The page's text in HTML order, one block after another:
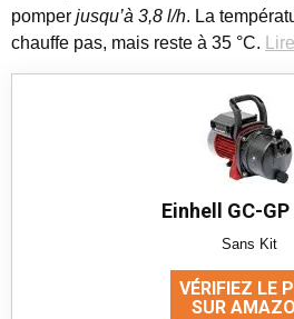
pomper jusqu’à 3,8 l/h. La
chauffe pas, mais reste à 35 °C.
Einhell GC-
Sans Kit
VÉRIFIEZ LE
SUR